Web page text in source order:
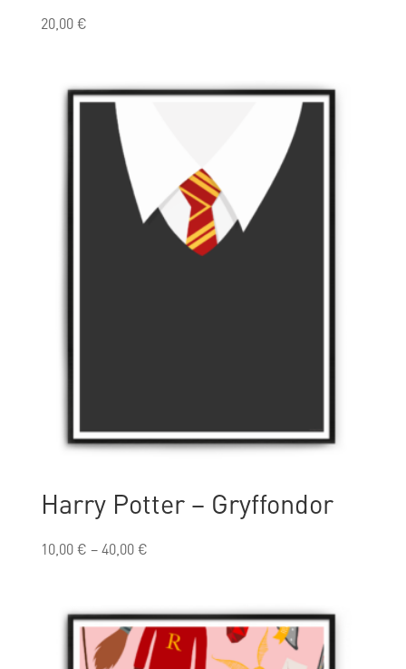
20,00€
Harry Potter – Gryffondor
10,00€ –40,00€